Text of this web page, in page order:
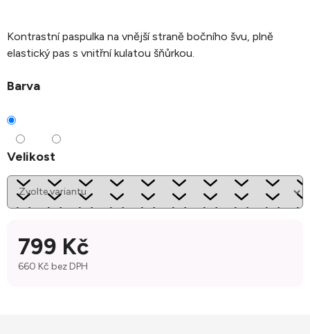
Kontrastní paspulka na vnější straně bočního švu, plně
elastický pas s vnitřní kulatou šňůrkou.
Barva
Velikost
799 Kč
660 Kč bez DPH